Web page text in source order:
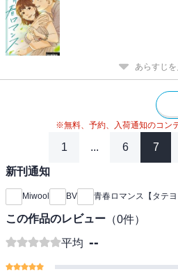
あらすじを
※無料、予約、入荷通知のコン
1 ... 6 7
新刊通知
Miwool BV 青春ロマンス【タテヨ
この作品のレビュー （0件）
平均 --